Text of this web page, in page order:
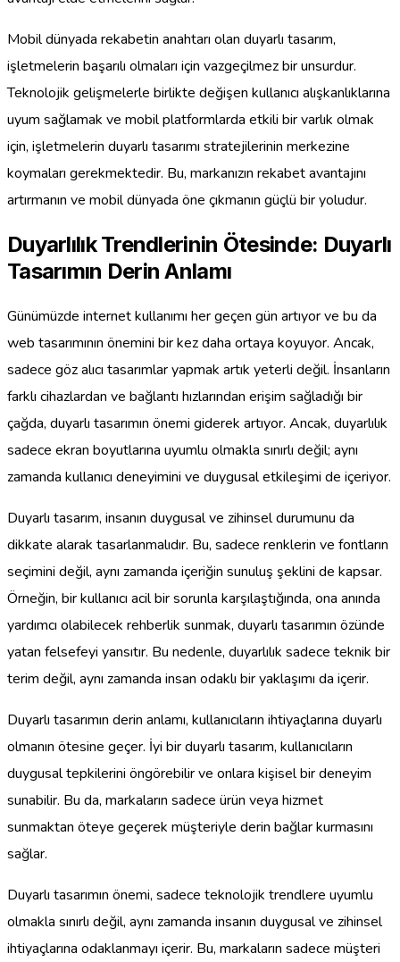
Mobil dünyada rekabetin anahtarı olan duyarlı tasarım,
işletmelerin başarılı olmaları için vazgeçilmez bir unsurdur.
Teknolojik gelişmelerle birlikte değişen kullanıcı alışkanlıklarına
uyum sağlamak ve mobil platformlarda etkili bir varlık olmak
için, işletmelerin duyarlı tasarımı stratejilerinin merkezine
koymaları gerekmektedir. Bu, markanızın rekabet avantajını
artırmanın ve mobil dünyada öne çıkmanın güçlü bir yoludur.
Duyarlılık Trendlerinin Ötesinde: Duyarlı
Tasarımın Derin Anlamı
Günümüzde internet kullanımı her geçen gün artıyor ve bu da
web tasarımının önemini bir kez daha ortaya koyuyor. Ancak,
sadece göz alıcı tasarımlar yapmak artık yeterli değil. İnsanların
farklı cihazlardan ve bağlantı hızlarından erişim sağladığı bir
çağda, duyarlı tasarımın önemi giderek artıyor. Ancak, duyarlılık
sadece ekran boyutlarına uyumlu olmakla sınırlı değil; aynı
zamanda kullanıcı deneyimini ve duygusal etkileşimi de içeriyor.
Duyarlı tasarım, insanın duygusal ve zihinsel durumunu da
dikkate alarak tasarlanmalıdır. Bu, sadece renklerin ve fontların
seçimini değil, aynı zamanda içeriğin sunuluş şeklini de kapsar.
Örneğin, bir kullanıcı acil bir sorunla karşılaştığında, ona anında
yardımcı olabilecek rehberlik sunmak, duyarlı tasarımın özünde
yatan felsefeyi yansıtır. Bu nedenle, duyarlılık sadece teknik bir
terim değil, aynı zamanda insan odaklı bir yaklaşımı da içerir.
Duyarlı tasarımın derin anlamı, kullanıcıların ihtiyaçlarına duyarlı
olmanın ötesine geçer. İyi bir duyarlı tasarım, kullanıcıların
duygusal tepkilerini öngörebilir ve onlara kişisel bir deneyim
sunabilir. Bu da, markaların sadece ürün veya hizmet
sunmaktan öteye geçerek müşteriyle derin bağlar kurmasını
sağlar.
Duyarlı tasarımın önemi, sadece teknolojik trendlere uyumlu
olmakla sınırlı değil, aynı zamanda insanın duygusal ve zihinsel
ihtiyaçlarına odaklanmayı içerir. Bu, markaların sadece müşteri